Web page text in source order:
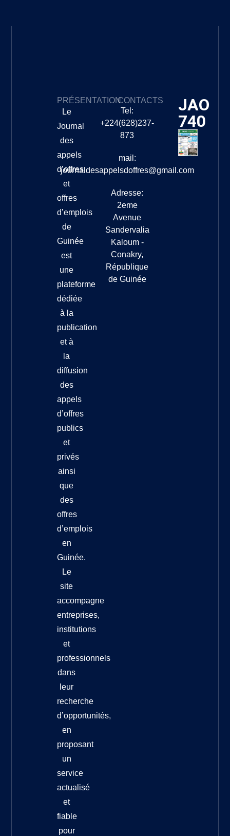
PRÉSENTATION
Le
Journal
des
appels
d’offres
et
offres
d’emplois
de
Guinée
est
une
plateforme
dédiée
à la
publication
et à
la
diffusion
des
appels
d’offres
publics
et
privés
ainsi
que
des
offres
d’emplois
en
Guinée.
Le
site
accompagne
entreprises,
institutions
et
professionnels
dans
leur
recherche
d’opportunités,
en
proposant
un
service
actualisé
et
fiable
pour
CONTACTS
Tel:
+224(628)237-
873
mail:
journaldesappelsdoffres@gmail.com
Adresse:
2eme
Avenue
Sandervalia
Kaloum -
Conakry,
République
de Guinée
JAO
740